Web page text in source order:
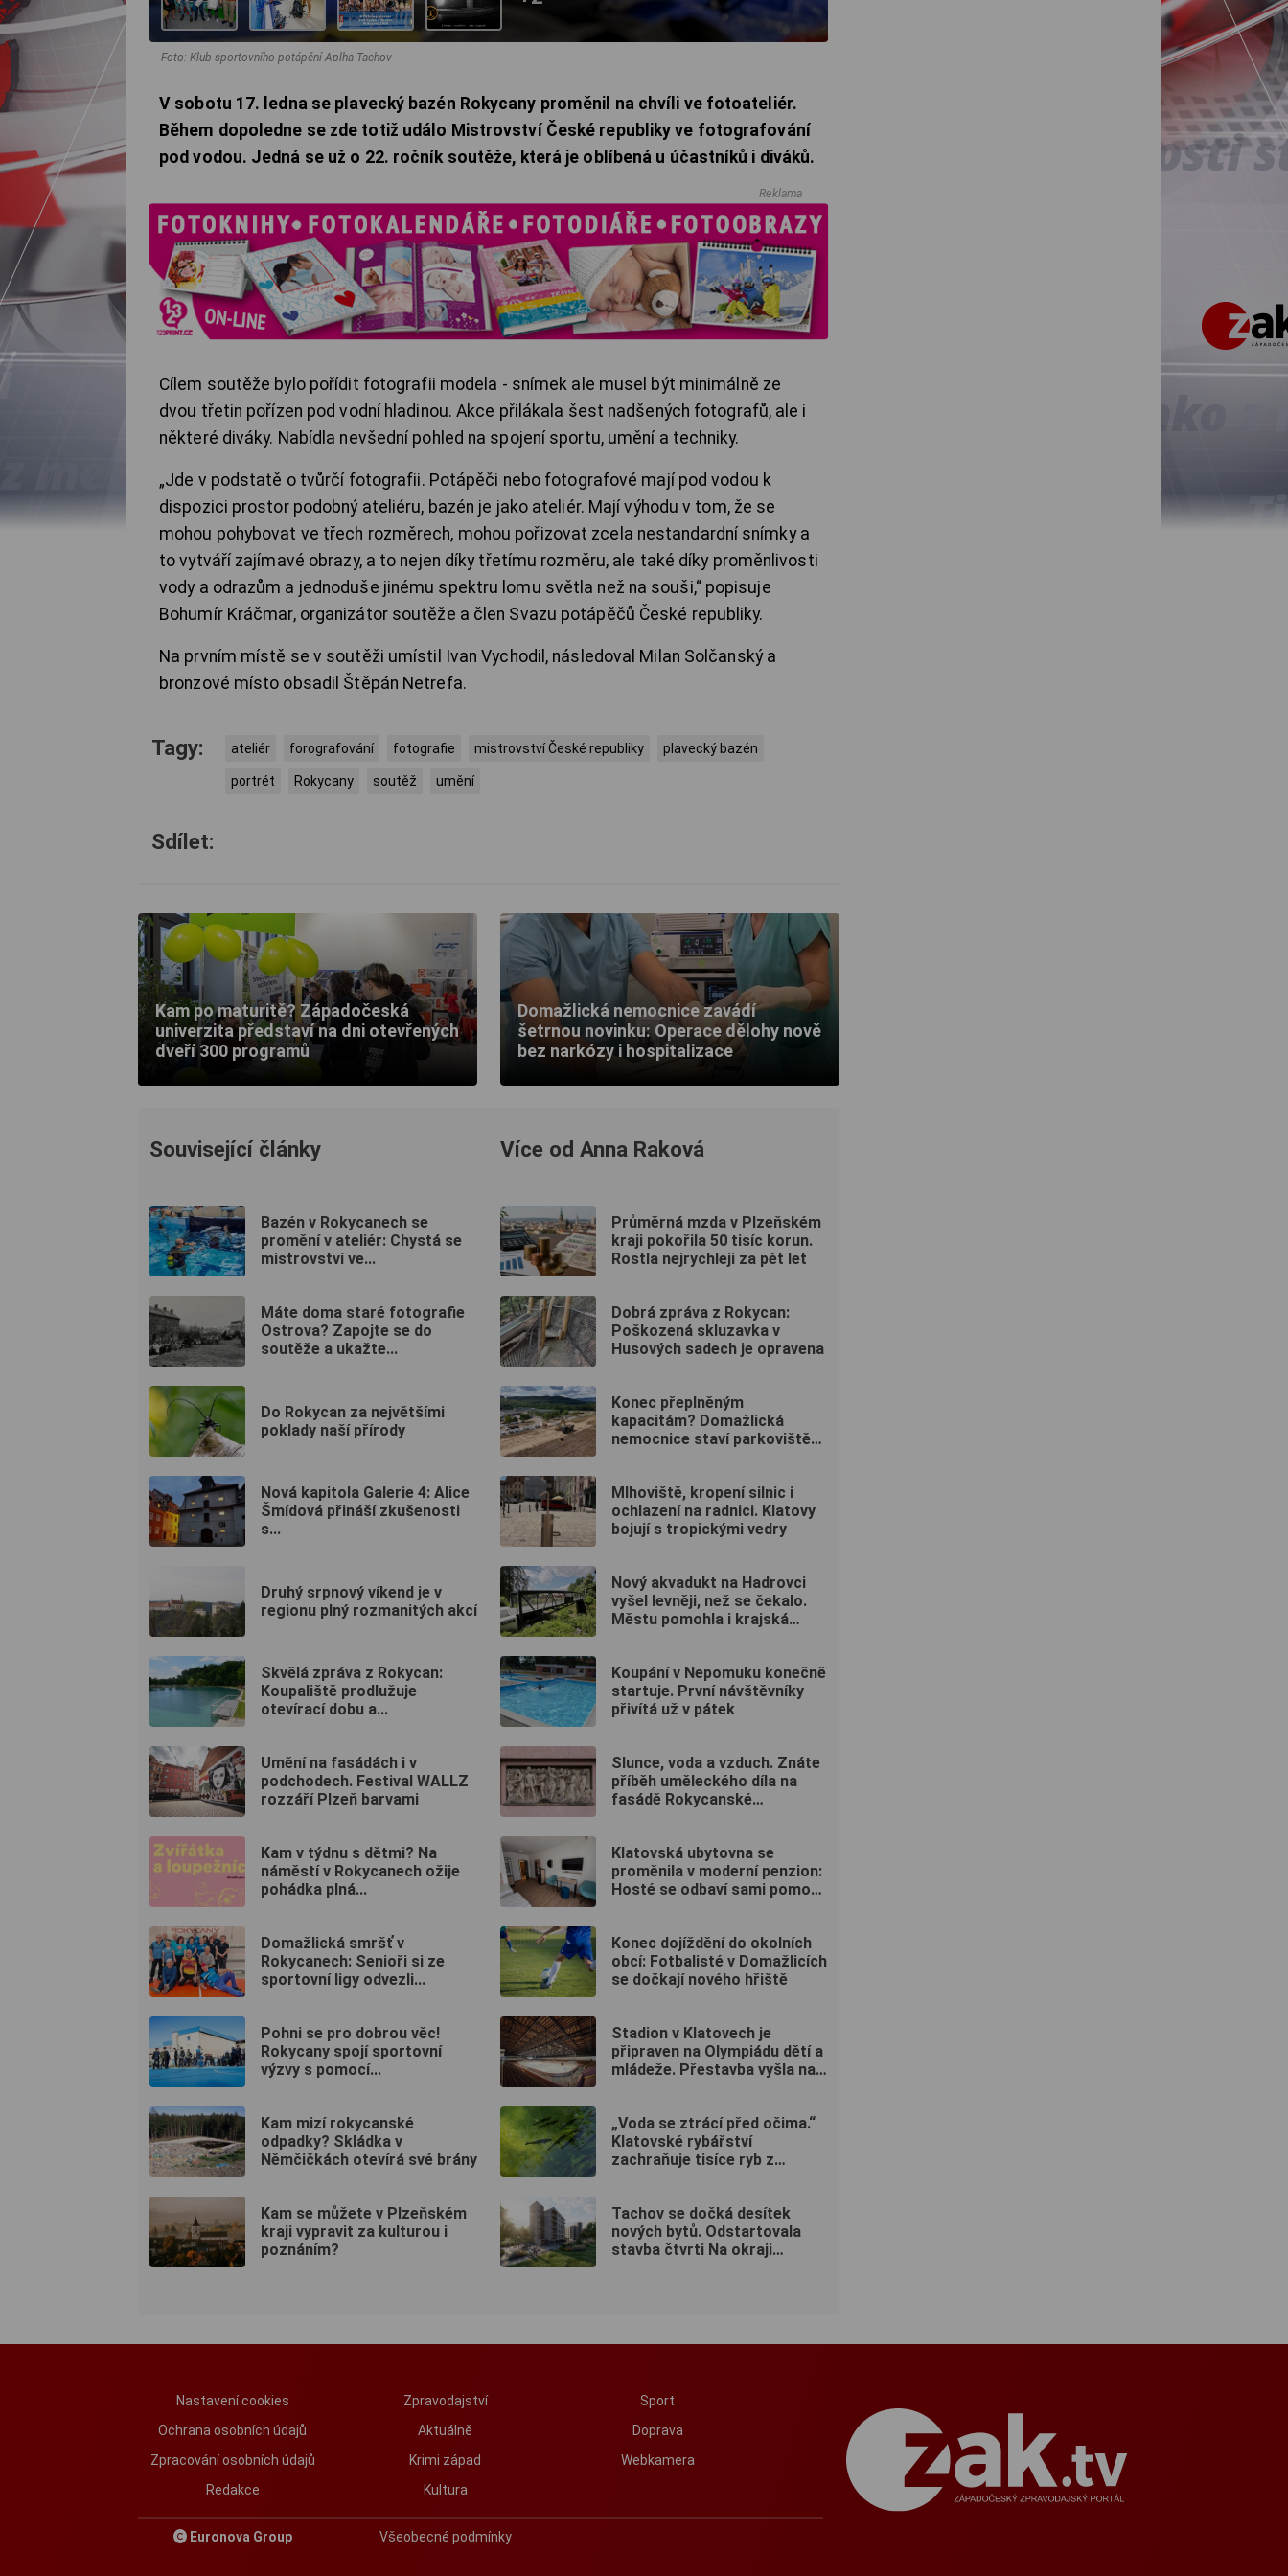
Foto: Klub sportovního potápění Aplha Tachov
V sobotu 17. ledna se plavecký bazén Rokycany proměnil na chvíli ve fotoateliér.
Během dopoledne se zde totiž událo Mistrovství České republiky ve fotografování
pod vodou. Jedná se už o 22. ročník soutěže, která je oblíbená u účastníků i diváků.
Reklama
Cílem soutěže bylo pořídit fotografii modela - snímek ale musel být minimálně ze
dvou třetin pořízen pod vodní hladinou. Akce přilákala šest nadšených fotografů, ale i
některé diváky. Nabídla nevšední pohled na spojení sportu, umění a techniky.
„Jde v podstatě o tvůrčí fotografii. Potápěči nebo fotografové mají pod vodou k
dispozici prostor podobný ateliéru, bazén je jako ateliér. Mají výhodu v tom, že se
mohou pohybovat ve třech rozměrech, mohou pořizovat zcela nestandardní snímky a
to vytváří zajímavé obrazy, a to nejen díky třetímu rozměru, ale také díky proměnlivosti
vody a odrazům a jednoduše jinému spektru lomu světla než na souši,“ popisuje
Bohumír Kráčmar, organizátor soutěže a člen Svazu potápěčů České republiky.
Na prvním místě se v soutěži umístil Ivan Vychodil, následoval Milan Solčanský a
bronzové místo obsadil Štěpán Netrefa.
Tagy: ateliér forografování fotografie mistrovství České republiky plavecký bazén
portrét Rokycany soutěž umění
Sdílet:
Kam po maturitě? Západočeská
univerzita představí na dni otevřených
dveří 300 programů
Domažlická nemocnice zavádí
šetrnou novinku: Operace dělohy nově
bez narkózy i hospitalizace
Související články
Bazén v Rokycanech se
promění v ateliér: Chystá se
mistrovství ve...
Máte doma staré fotografie
Ostrova? Zapojte se do
soutěže a ukažte...
Do Rokycan za největšími
poklady naší přírody
Nová kapitola Galerie 4: Alice
Šmídová přináší zkušenosti
s...
Druhý srpnový víkend je v
regionu plný rozmanitých akcí
Skvělá zpráva z Rokycan:
Koupaliště prodlužuje
otevírací dobu a...
Umění na fasádách i v
podchodech. Festival WALLZ
rozzáří Plzeň barvami
Kam v týdnu s dětmi? Na
náměstí v Rokycanech ožije
pohádka plná...
Domažlická smršť v
Rokycanech: Senioři si ze
sportovní ligy odvezli...
Pohni se pro dobrou věc!
Rokycany spojí sportovní
výzvy s pomocí...
Kam mizí rokycanské
odpadky? Skládka v
Němčičkách otevírá své brány
Kam se můžete v Plzeňském
kraji vypravit za kulturou i
poznáním?
Více od Anna Raková
Průměrná mzda v Plzeňském
kraji pokořila 50 tisíc korun.
Rostla nejrychleji za pět let
Dobrá zpráva z Rokycan:
Poškozená skluzavka v
Husových sadech je opravena
Konec přeplněným
kapacitám? Domažlická
nemocnice staví parkoviště
Mlhoviště, kropení silnic i
ochlazení na radnici. Klatovy
bojují s tropickými vedry
Nový akvadukt na Hadrovci
vyšel levněji, než se čekalo.
Městu pomohla i krajská
Koupání v Nepomuku konečně
startuje. První návštěvníky
přivítá už v pátek
Slunce, voda a vzduch. Znáte
příběh uměleckého díla na
fasádě Rokycanské
Klatovská ubytovna se
proměnila v moderní penzion:
Hosté se odbaví sami pomocí
Konec dojíždění do okolních
obcí: Fotbalisté v Domažlicích
se dočkají nového hřiště
Stadion v Klatovech je
připraven na Olympiádu dětí a
mládeže. Přestavba vyšla na
„Voda se ztrácí před očima.“
Klatovské rybářství
zachraňuje tisíce ryb z
Tachov se dočká desítek
nových bytů. Odstartovala
stavba čtvrti Na okraji
Nastavení cookies
Ochrana osobních údajů
Zpracování osobních údajů
Redakce
Zpravodajství
Aktuálně
Krimi západ
Kultura
Sport
Doprava
Webkamera
Euronova Group Všeobecné podmínky